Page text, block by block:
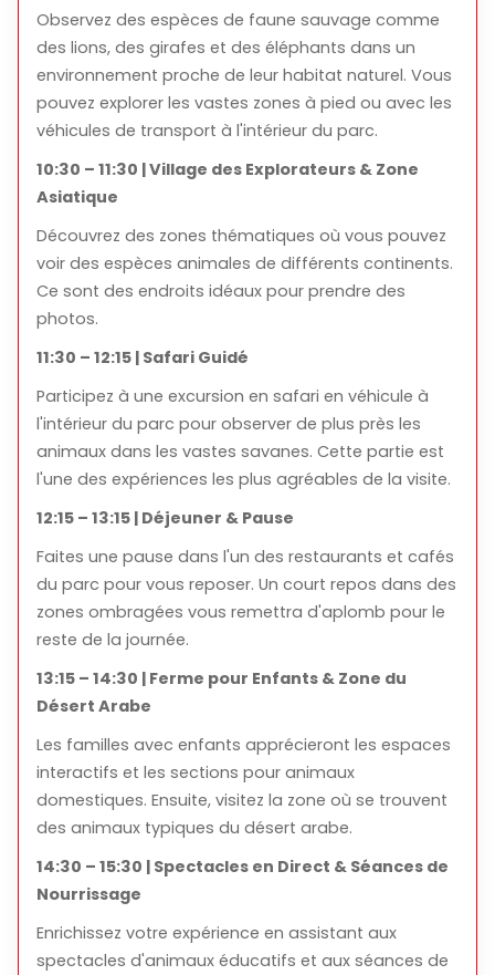
Observez des espèces de faune sauvage comme
des lions, des girafes et des éléphants dans un
environnement proche de leur habitat naturel. Vous
pouvez explorer les vastes zones à pied ou avec les
véhicules de transport à l'intérieur du parc.
10:30 – 11:30 | Village des Explorateurs & Zone
Asiatique
Découvrez des zones thématiques où vous pouvez
voir des espèces animales de différents continents.
Ce sont des endroits idéaux pour prendre des
photos.
11:30 – 12:15 | Safari Guidé
Participez à une excursion en safari en véhicule à
l'intérieur du parc pour observer de plus près les
animaux dans les vastes savanes. Cette partie est
l'une des expériences les plus agréables de la visite.
12:15 – 13:15 | Déjeuner & Pause
Faites une pause dans l'un des restaurants et cafés
du parc pour vous reposer. Un court repos dans des
zones ombragées vous remettra d'aplomb pour le
reste de la journée.
13:15 – 14:30 | Ferme pour Enfants & Zone du
Désert Arabe
Les familles avec enfants apprécieront les espaces
interactifs et les sections pour animaux
domestiques. Ensuite, visitez la zone où se trouvent
des animaux typiques du désert arabe.
14:30 – 15:30 | Spectacles en Direct & Séances de
Nourrissage
Enrichissez votre expérience en assistant aux
spectacles d'animaux éducatifs et aux séances de